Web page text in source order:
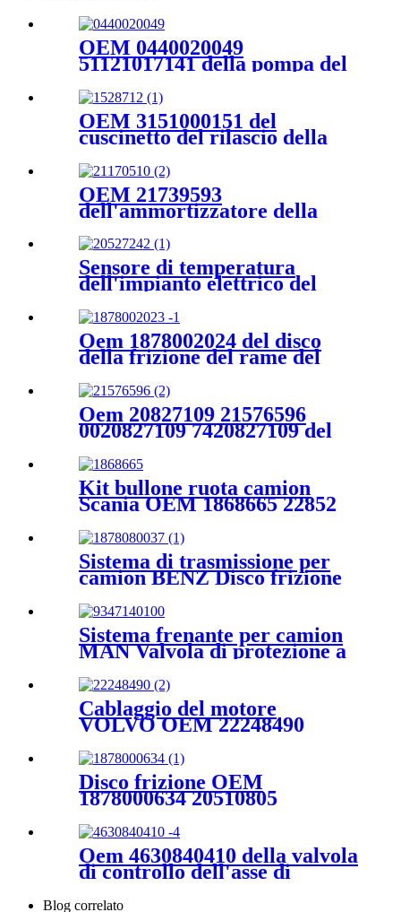
OEM 0440020049
51121017141 della pompa del
carburante del motore diesel
dell'UOMO per la pompa di
alimentazione del camion
OEM 3151000151 del
cuscinetto del rilascio della
10571316 1479576 1499770
1728165 1749125 1851631
2164195 2274550 2548347
OEM 21739593
dell'ammortizzatore della
VOLVO 22040665
ammortizzatori della cabina
Sensore di temperatura
dell'impianto elettrico del
81274200098 20527242
Oem 1878002024 del disco
della frizione del rame del
camion del benz piatto di
attrito della frizione
1878002023
Oem 20827109 21576596
0020827109 7420827109 del
raffreddamento del camion di
Volvo
Kit bullone ruota camion
Scania OEM 1868665 22852
Sistema di trasmissione per
camion BENZ Disco frizione
disco frizione frizione
Sistema frenante per camion
MAN Valvola di protezione a
quattro circuiti Oem
9347140100 81521516083
81521516082 Valvola di
protezione a quattro vie
Cablaggio del motore
VOLVO OEM 22248490
22347607 per il cablaggio del
camion Collegare il cavo
Disco frizione OEM
1878000634 20510805
20891854 20918475 di rame
del disco della frizione del
camion di VOLVO
Oem 4630840410 della valvola
di controllo dell'asse di
freno pneumatico del camion
Blog correlato